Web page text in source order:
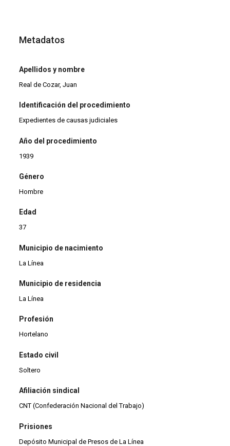
Metadatos
Apellidos y nombre
Real de Cozar, Juan
Identificación del procedimiento
Expedientes de causas judiciales
Año del procedimiento
1939
Género
Hombre
Edad
37
Municipio de nacimiento
La Línea
Municipio de residencia
La Línea
Profesión
Hortelano
Estado civil
Soltero
Afiliación sindical
CNT (Confederación Nacional del Trabajo)
Prisiones
Depósito Municipal de Presos de La Línea